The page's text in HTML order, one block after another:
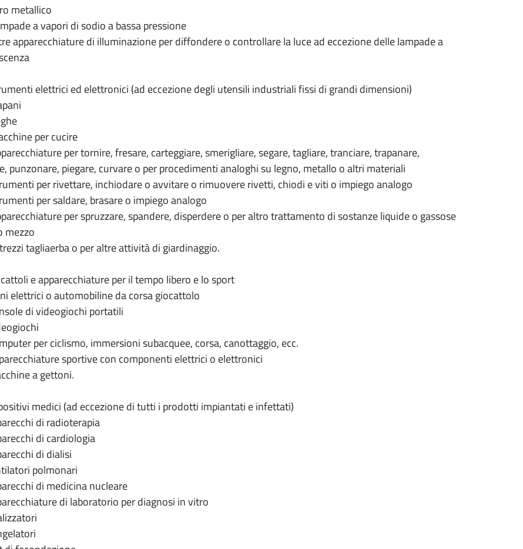
metallico
a vapori di sodio a bassa pressione
apparecchiature di illuminazione per diffondere o controllare la luce ad eccezione delle lampade a
elettrici ed elettronici (ad eccezione degli utensili industriali fissi di grandi dimensioni)
per cucire
per tornire, fresare, carteggiare, smerigliare, segare, tagliare, tranciare, trapanare,
punzonare, piegare, curvare o per procedimenti analoghi su legno, metallo o altri materiali
per rivettare, inchiodare o avvitare o rimuovere rivetti, chiodi e viti o impiego analogo
per saldare, brasare o impiego analogo
per spruzzare, spandere, disperdere o per altro trattamento di sostanze liquide o gassose
mezzo
tagliaerba o per altre attività di giardinaggio.
e apparecchiature per il tempo libero e lo sport
elettrici o automobiline da corsa giocattolo
di videogiochi portatili
per ciclismo, immersioni subacquee, corsa, canottaggio, ecc.
sportive con componenti elettrici o elettronici
a gettoni.
medici (ad eccezione di tutti i prodotti impiantati e infettati)
di radioterapia
di cardiologia
di dialisi
polmonari
di medicina nucleare
di laboratorio per diagnosi in vitro